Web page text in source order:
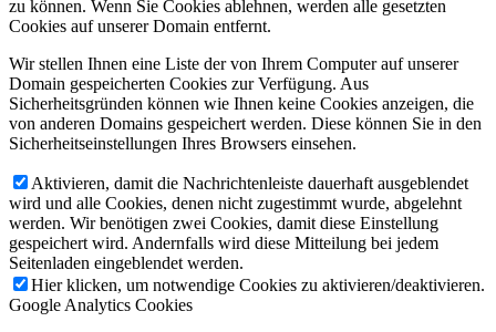
zu können. Wenn Sie Cookies ablehnen, werden alle gesetzten
Cookies auf unserer Domain entfernt.
Wir stellen Ihnen eine Liste der von Ihrem Computer auf unserer
Domain gespeicherten Cookies zur Verfügung. Aus
Sicherheitsgründen können wie Ihnen keine Cookies anzeigen, die
von anderen Domains gespeichert werden. Diese können Sie in den
Sicherheitseinstellungen Ihres Browsers einsehen.
Aktivieren, damit die Nachrichtenleiste dauerhaft ausgeblendet
wird und alle Cookies, denen nicht zugestimmt wurde, abgelehnt
werden. Wir benötigen zwei Cookies, damit diese Einstellung
gespeichert wird. Andernfalls wird diese Mitteilung bei jedem
Seitenladen eingeblendet werden.
Hier klicken, um notwendige Cookies zu aktivieren/deaktivieren.
Google Analytics Cookies